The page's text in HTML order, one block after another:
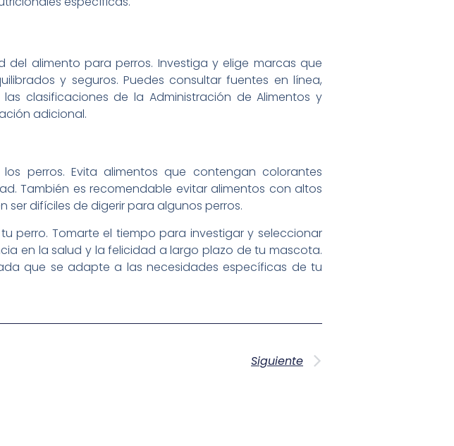
alimento para perros. Investiga y elige marcas que
y seguros. Puedes consultar fuentes en línea,
clasificaciones de la Administración de Alimentos y
adicional.
perros. Evita alimentos que contengan colorantes
También es recomendable evitar alimentos con altos
difíciles de digerir para algunos perros.
perro. Tomarte el tiempo para investigar y seleccionar
en la salud y la felicidad a largo plazo de tu mascota.
que se adapte a las necesidades específicas de tu
Siguiente